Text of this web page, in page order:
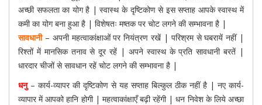
अच्छी सफलता का योग है | स्वास्थ के दृष्टिकोण से इस सप्ताह आपके स्वास्थ में
कमी का योग बना हुआ है | विशेषतः मष्तक पर चोट लगने की सम्भावना है |
सावधानी– अपनी महत्वाकांक्षाओं पर नियंत्रण रखें | परिश्रम से घबरायें नहीं |
रिश्तों में मानसिक तनाव से दूर रहें | अपने स्वास्थ के प्रति सावधानी बरतें |
धारदार चीजों से सावधान रहें चोट लगने की सम्भावना है |
धनु– कार्य-व्यापर की दृष्टिकोण से यह सप्ताह बिल्कुल ठीक नहीं है | नए कार्य-
व्यापार में आपको हानि होगी | महत्वाकांक्षाएँ बढ़ी रहेंगी | धन निवेश के लिये अच्छा